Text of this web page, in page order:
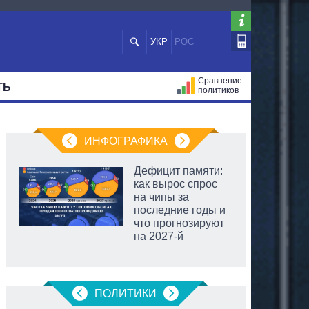
УКР РОС
Сравнение
политиков
ИНФОГРАФИКА
Дефицит памяти:
как вырос спрос
на чипы за
последние годы и
что прогнозируют
на 2027-й
ПОЛИТИКИ